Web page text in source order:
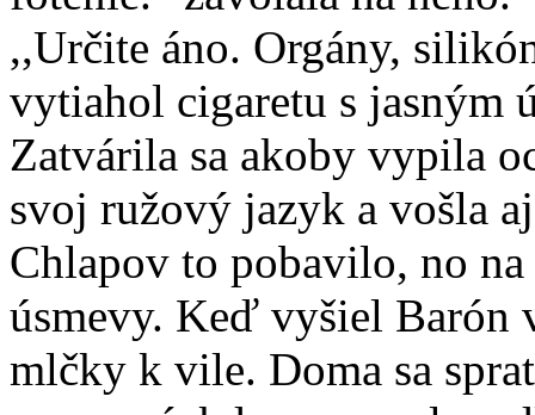
,,Určite áno. Orgány,
vytiahol cigaretu s jasným
Zatvárila sa akoby vypila
svoj ružový jazyk a vošla
Chlapov to pobavilo, no
úsmevy. Keď vyšiel Barón
mlčky k vile. Doma sa